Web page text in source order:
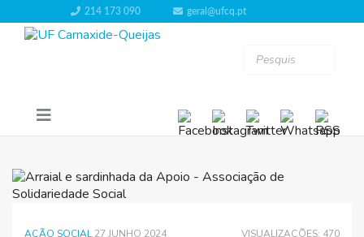
214 173 090 geral@ufcq.pt
AÇÃO SOCIAL 27 JUNHO 2024 VISUALIZAÇÕES: 470